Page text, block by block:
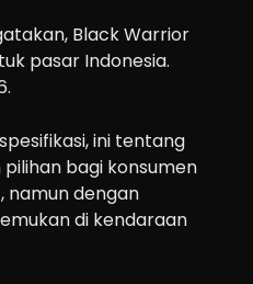
Black Warrior
pasar Indonesia.
ini tentang
bagi konsumen
namun dengan
di kendaraan